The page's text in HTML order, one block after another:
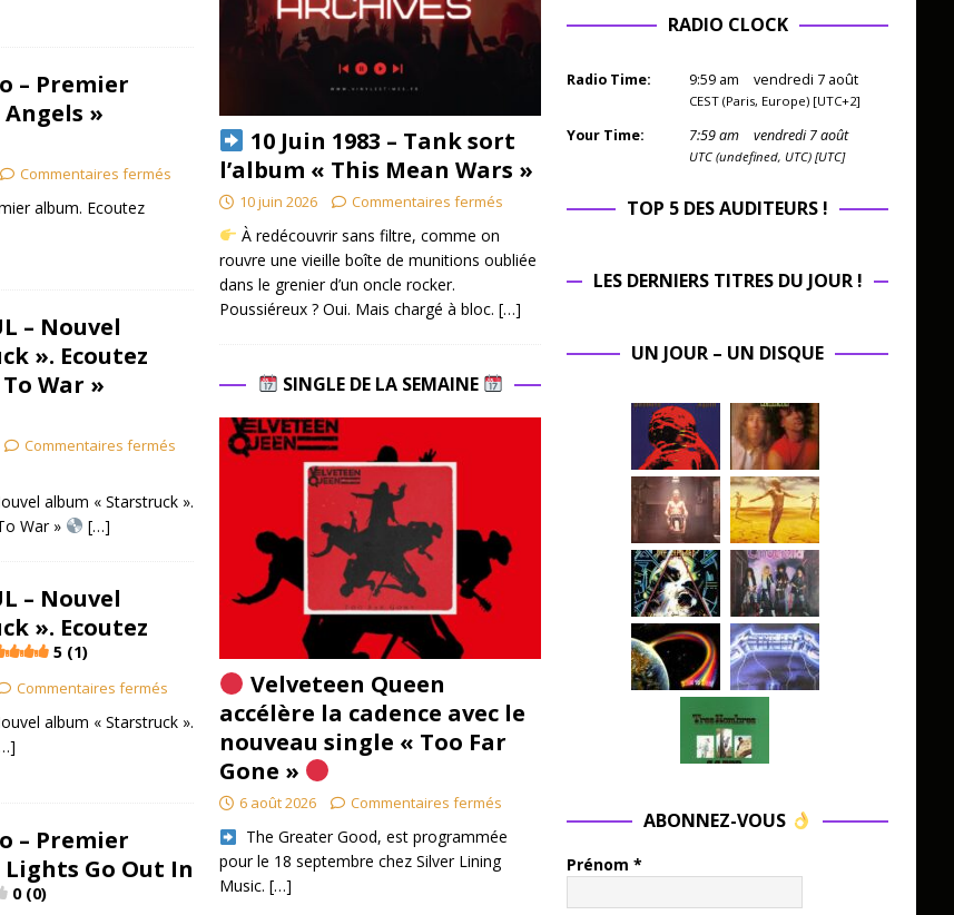
– Premier
»
Commentaires fermés
album. Ecoutez
– Nouvel
». Ecoutez
War »
Commentaires fermés
album « Starstruck ».
War »
[…]
– Nouvel
». Ecoutez
5 (1)
Commentaires fermés
album « Starstruck ».
– Premier
Go Out In
0 (0)
10 Juin 1983 – Tank sort
l’album « This Mean Wars »
10 juin 2026 Commentaires fermés
À redécouvrir sans filtre, comme on
rouvre une vieille boîte de munitions oubliée
dans le grenier d’un oncle rocker.
Poussiéreux ? Oui. Mais chargé à bloc. […]
SINGLE DE LA SEMAINE
Velveteen Queen
accélère la cadence avec le
nouveau single « Too Far
Gone »
6 août 2026 Commentaires fermés
​ The Greater Good, est programmée
pour le 18 septembre chez Silver Lining
Music. […]
RADIO CLOCK
Radio Time: 9:59 am vendredi 7 août
CEST (Paris, Europe) [UTC+2]
Your Time: 7:59am vendredi 7 août
UTC (undefined, UTC) [UTC]
TOP 5 DES AUDITEURS !
LES DERNIERS TITRES DU JOUR !
UN JOUR – UN DISQUE
ABONNEZ-VOUS
Prénom *